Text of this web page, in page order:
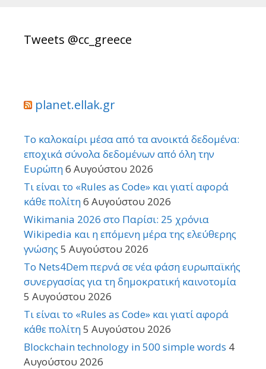
Tweets @cc_greece
planet.ellak.gr
Το καλοκαίρι μέσα από τα ανοικτά δεδομένα:
εποχικά σύνολα δεδομένων από όλη την
Ευρώπη6 Αυγούστου 2026
Τι είναι το «Rules as Code» και γιατί αφορά
κάθε πολίτη6 Αυγούστου 2026
Wikimania 2026 στο Παρίσι: 25 χρόνια
Wikipedia και η επόμενη μέρα της ελεύθερης
γνώσης 5 Αυγούστου 2026
Το Nets4Dem περνά σε νέα φάση ευρωπαϊκής
συνεργασίας για τη δημοκρατική καινοτομία
5 Αυγούστου 2026
Τι είναι το «Rules as Code» και γιατί αφορά
κάθε πολίτη5 Αυγούστου 2026
Blockchain technology in 500 simple words 4
Αυγούστου 2026